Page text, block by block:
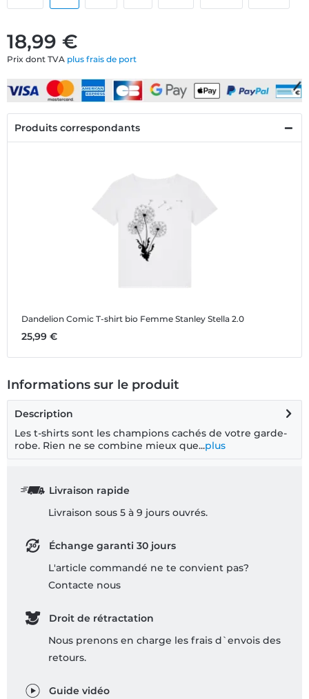
18,99 €
Prix dont TVA plus frais de port
Produits correspondants
Dandelion Comic T-shirt bio Femme Stanley Stella 2.0
25,99 €
Informations sur le produit
Description
Les t-shirts sont les champions cachés de votre garde-
robe. Rien ne se combine mieux que...plus
Livraison rapide
Livraison sous 5 à 9 jours ouvrés.
Échange garanti 30 jours
L'article commandé ne te convient pas?
Contacte nous
Droit de rétractation
Nous prenons en charge les frais d`envois des
retours.
Guide vidéo